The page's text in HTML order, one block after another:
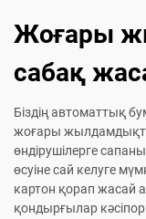
Жоғары
сабақ
Біздің автоматтық
жоғары жылдамдықта
өндірушілерге
өсуіне сай келуге
картон қорап жасай
қондырғылар